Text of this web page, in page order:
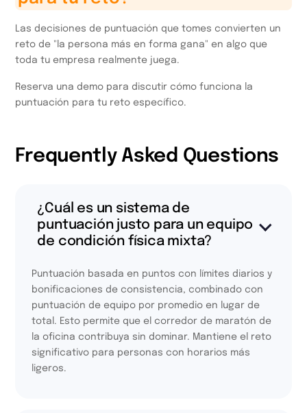
Las decisiones de puntuación que tomes convierten un
reto de "la persona más en forma gana" en algo que
toda tu empresa realmente juega.
Reserva una demo para discutir cómo funciona la
puntuación para tu reto específico.
Frequently Asked Questions
¿Cuál es un sistema de
puntuación justo para un equipo
de condición física mixta?
Puntuación basada en puntos con límites diarios y
bonificaciones de consistencia, combinado con
puntuación de equipo por promedio en lugar de
total. Esto permite que el corredor de maratón de
la oficina contribuya sin dominar. Mantiene el reto
significativo para personas con horarios más
ligeros.